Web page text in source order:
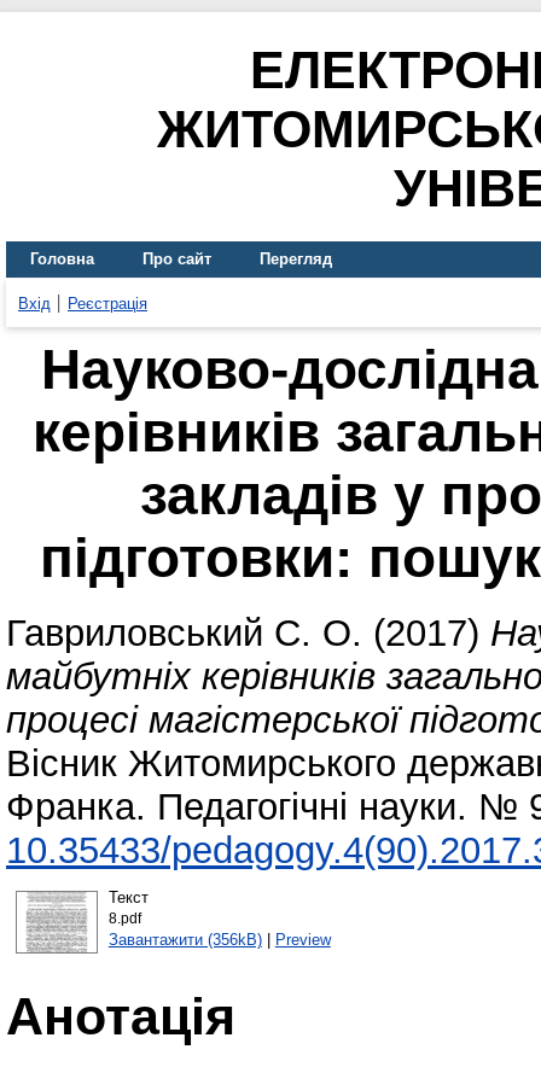
Головна Про сайт Перегляд
Вхід Реєстрація
Науково-
керівників
закладів у
підготовки:
Гавриловський С. О. (2017)
майбутніх керівників
процесі магістерської
Вісник Житомирського
Франка. Педагогічні науки.
10.35433/
Текст
8.pdf
Завантажити (356kB)| Preview
Анотація